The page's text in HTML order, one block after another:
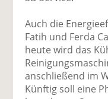
Auch die
Fatih und Ferda
heute wird das
anschließend im
Künftig soll eine